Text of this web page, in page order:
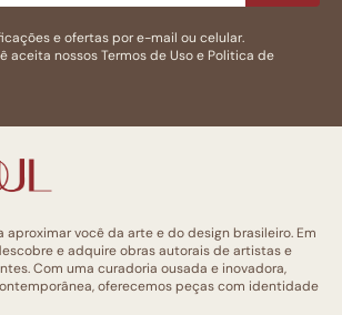
e ofertas por e-mail ou celular.
aceita nossosTermos de Usoe Politica de
aproximar você da arte e do design brasileiro. Em
e adquire obras autorais de artistas e
Com uma curadoria ousada e inovadora,
oferecemos peças com identidade